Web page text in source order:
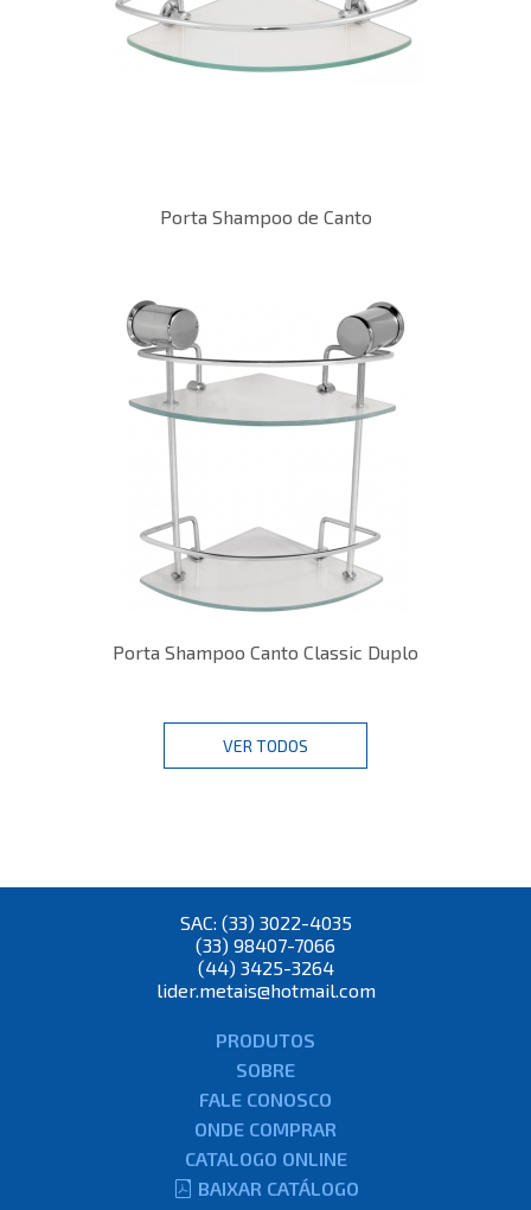
Porta Shampoo de Canto
Porta Shampoo Canto Classic Duplo
VER TODOS
SAC: (33) 3022-4035
(33) 98407-7066
(44) 3425-3264
lider.metais@hotmail.com
PRODUTOS
SOBRE
FALE CONOSCO
ONDE COMPRAR
CATALOGO ONLINE
BAIXAR CATÁLOGO